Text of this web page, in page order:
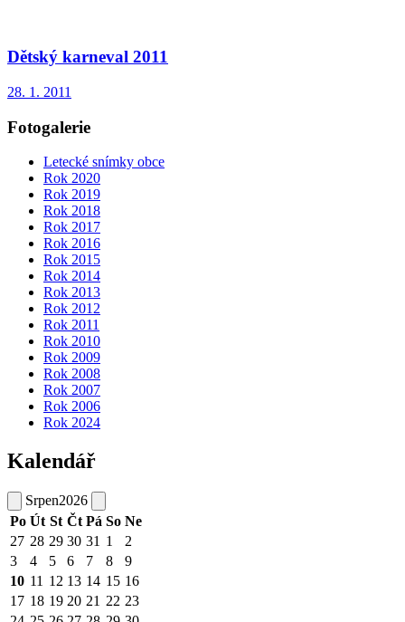
Dětský karneval 2011
28. 1. 2011
Fotogalerie
Letecké snímky obce
Rok 2020
Rok 2019
Rok 2018
Rok 2017
Rok 2016
Rok 2015
Rok 2014
Rok 2013
Rok 2012
Rok 2011
Rok 2010
Rok 2009
Rok 2008
Rok 2007
Rok 2006
Rok 2024
Kalendář
Srpen2026
Po Út St Čt Pá So Ne
27 28 29 30 31 1
2
3
4 5 6 7 8
9
10 11 12 13 14 15 16
17 18 19 20 21 22 23